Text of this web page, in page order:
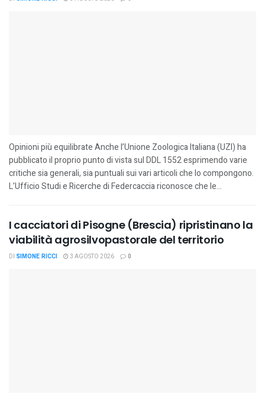
Opinioni più equilibrate Anche l’Unione Zoologica Italiana (UZI) ha
pubblicato il proprio punto di vista sul DDL 1552 esprimendo varie
critiche sia generali, sia puntuali sui vari articoli che lo compongono.
L’Ufficio Studi e Ricerche di Federcaccia riconosce che le...
I cacciatori di Pisogne (Brescia) ripristinano la
viabilità agrosilvopastorale del territorio
DI SIMONE RICCI 3 AGOSTO 2026 0